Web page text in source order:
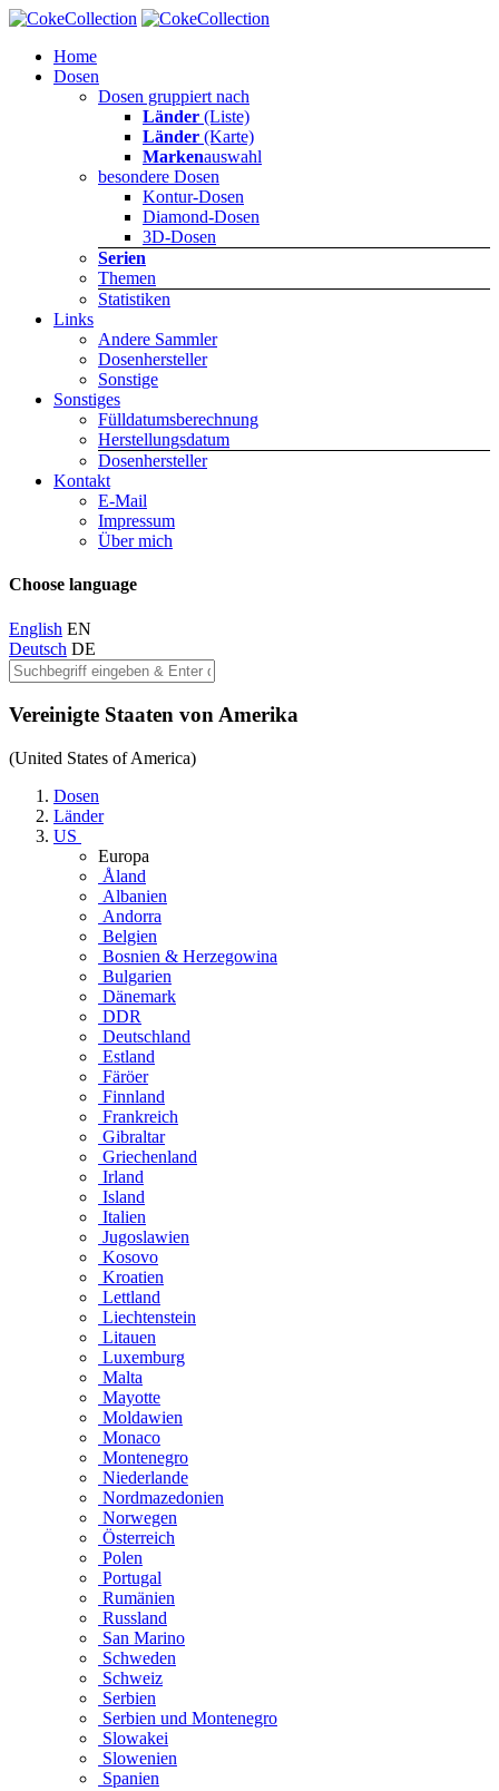
Home
Dosen
Dosen gruppiert nach
Länder (Liste)
Länder (Karte)
Markenauswahl
besondere Dosen
Kontur-Dosen
Diamond-Dosen
3D-Dosen
Serien
Themen
Statistiken
Links
Andere Sammler
Dosenhersteller
Sonstige
Sonstiges
Fülldatumsberechnung
Herstellungsdatum
Dosenhersteller
Kontakt
E-Mail
Impressum
Über mich
Choose language
English EN
Deutsch DE
Vereinigte Staaten von Amerika
(United States of America)
Dosen
Länder
US
Europa
Åland
Albanien
Andorra
Belgien
Bosnien & Herzegowina
Bulgarien
Dänemark
DDR
Deutschland
Estland
Färöer
Finnland
Frankreich
Gibraltar
Griechenland
Irland
Island
Italien
Jugoslawien
Kosovo
Kroatien
Lettland
Liechtenstein
Litauen
Luxemburg
Malta
Mayotte
Moldawien
Monaco
Montenegro
Niederlande
Nordmazedonien
Norwegen
Österreich
Polen
Portugal
Rumänien
Russland
San Marino
Schweden
Schweiz
Serbien
Serbien und Montenegro
Slowakei
Slowenien
Spanien